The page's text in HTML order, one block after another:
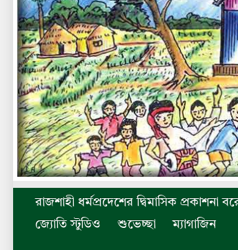
রাজশাহী ধর্মপ্রদেশের দ্বিমাসিক প্রকাশনা
জ্যোতি স্টুডিও
শুভেচ্ছা ম্যাগাজিন